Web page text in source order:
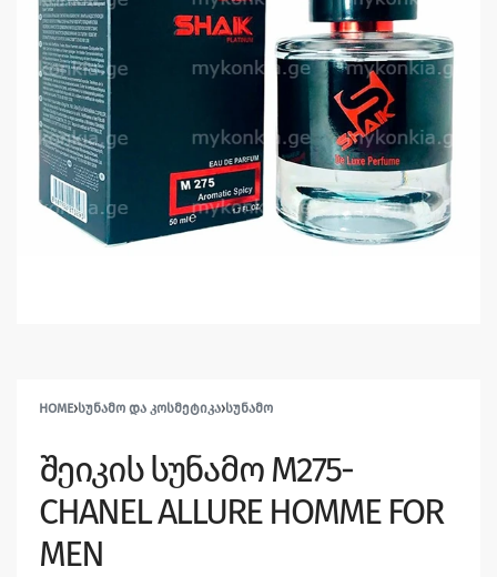
HOME›ᲡᲣᲜᲐᲛᲝ ᲓᲐ ᲙᲝᲡᲛᲔᲢᲘᲙᲐ›ᲡᲣᲜᲐᲛᲝ
შეიკის სუნამო M275-
CHANEL ALLURE HOMME FOR
MEN